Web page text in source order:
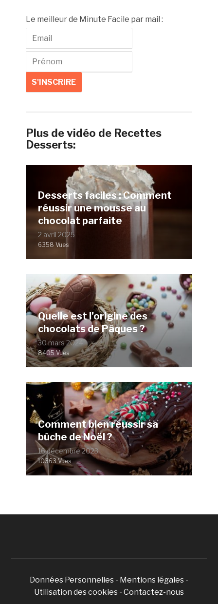
Le meilleur de Minute Facile par mail :
Plus de vidéo de Recettes
Desserts:
Desserts faciles : Comment
réussir une mousse au
chocolat parfaite
2 avril 2025
6358 Vues
Quelle est l’origine des
chocolats de Pâques ?
30 mars 2024
8405 Vues
Comment bien réussir sa
bûche de Noël ?
16 décembre 2023
10363 Vues
Données Personnelles - Mentions légales -
Utilisation des cookies - Contactez-nous